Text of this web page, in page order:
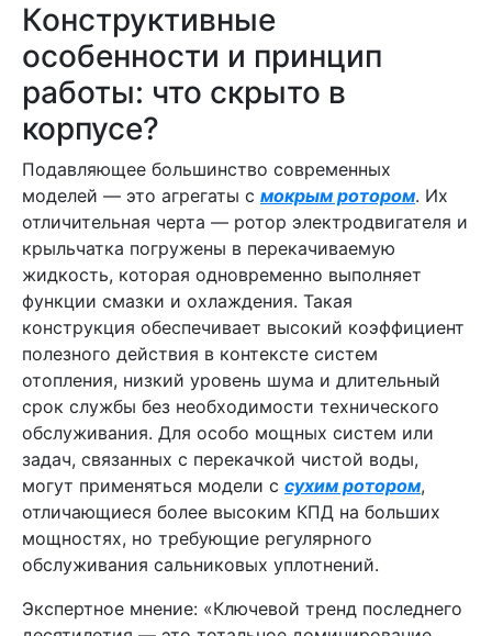
Конструктивные
особенности и принцип
работы: что скрыто в
корпусе?
Подавляющее большинство современных
моделей — это агрегаты с мокрым ротором. Их
отличительная черта — ротор электродвигателя и
крыльчатка погружены в перекачиваемую
жидкость, которая одновременно выполняет
функции смазки и охлаждения. Такая
конструкция обеспечивает высокий коэффициент
полезного действия в контексте систем
отопления, низкий уровень шума и длительный
срок службы без необходимости технического
обслуживания. Для особо мощных систем или
задач, связанных с перекачкой чистой воды,
могут применяться модели с сухим ротором,
отличающиеся более высоким КПД на больших
мощностях, но требующие регулярного
обслуживания сальниковых уплотнений.
Экспертное мнение: «Ключевой тренд последнего